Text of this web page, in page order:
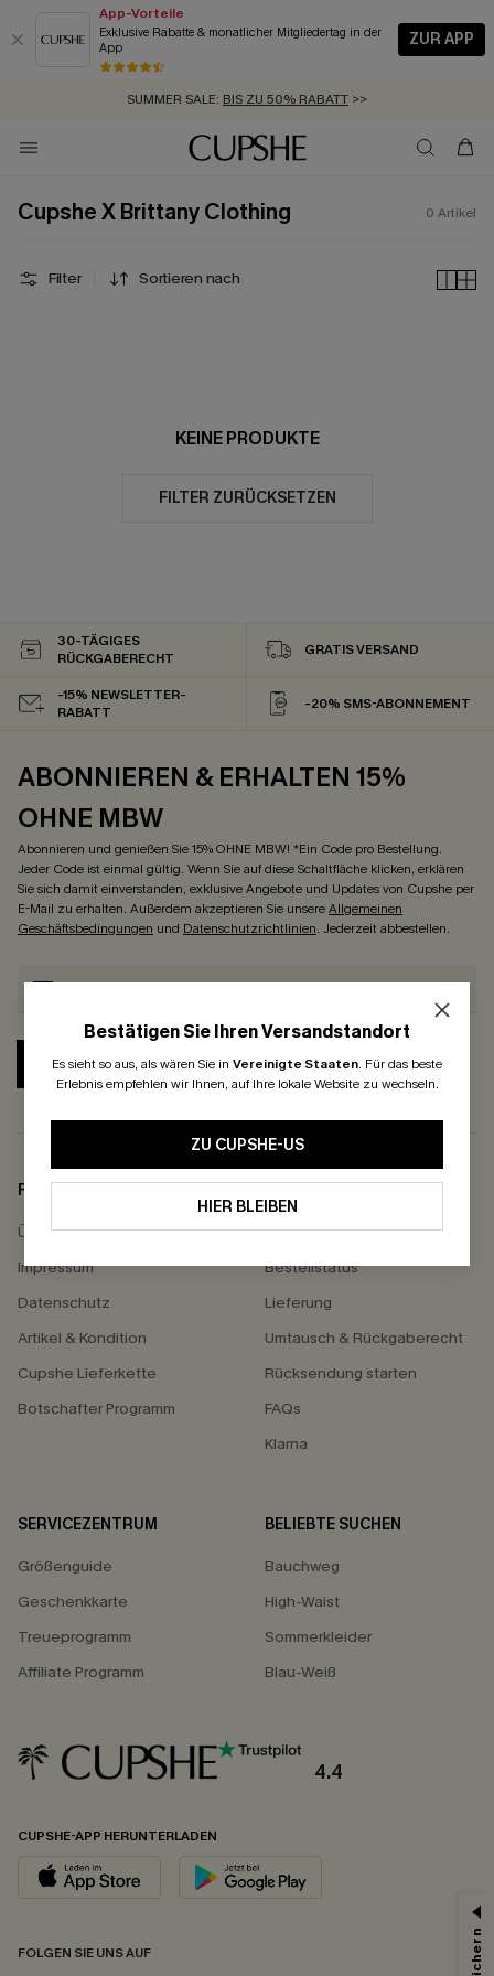
App-Vorteile
Exklusive Rabatte & monatlicher Mitgliedertag in der
App
ZUR APP
GRATIS MASSBAND MIT JEDEM SCHNELLVERSAND-ARTIKEL >>
SUMMER SALE: BIS ZU 50% RABATT >>
ZUM NEWSLETTER:BIS ZU -20% EXTRA ERHALTEN
KOSTENLOSER VERSAND AB 89 €
Cupshe X Brittany Clothing 0 Artikel
Filter Sortieren nach
KEINE PRODUKTE
FILTER ZURÜCKSETZEN
Bestätigen Sie Ihren Versandstandort
Es sieht so aus, als wären Sie in Vereinigte Staaten. Für das beste
Erlebnis empfehlen wir Ihnen, auf Ihre lokale Website zu wechseln.
ZU CUPSHE-US
HIER BLEIBEN
30-TÄGIGES
RÜCKGABERECHT
GRATIS VERSAND
-15% NEWSLETTER-
RABATT
-20% SMS-ABONNEMENT
ABONNIEREN & ERHALTEN 15%
OHNE MBW
Abonnieren und genießen Sie 15% OHNE MBW! *Ein Code pro Bestellung.
Jeder Code ist einmal gültig. Wenn Sie auf diese Schaltfläche klicken, erklären
Sie sich damit einverstanden, exklusive Angebote und Updates von Cupshe per
E-Mail zu erhalten. Außerdem akzeptieren Sie unsereAllgemeinen
Geschäftsbedingungen und Datenschutzrichtlinien. Jederzeit abbestellen.
ABONNIEREN
FIRMENINFO
Über Uns
Impressum
Datenschutz
Artikel & Kondition
Cupshe Lieferkette
Botschafter Programm
HILFE
Kontakt
Bestellstatus
Lieferung
Umtausch & Rückgaberecht
Rücksendung starten
FAQs
Klarna
SERVICEZENTRUM
Größenguide
Geschenkkarte
Treueprogramm
Affiliate Programm
BELIEBTE SUCHEN
Bauchweg
High-Waist
Sommerkleider
Blau-Weiß
4.4
CUPSHE-APP HERUNTERLADEN
FOLGEN SIE UNS AUF